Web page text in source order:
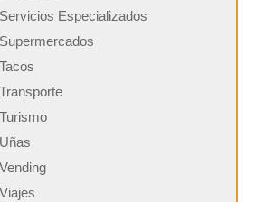
Especializados